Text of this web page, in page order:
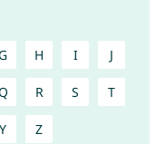
H I J
R S T
Y Z